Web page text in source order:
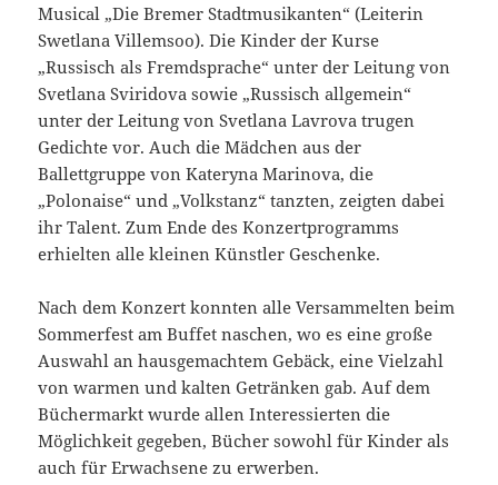
Musical „Die Bremer Stadtmusikanten“ (Leiterin
Swetlana Villemsoo). Die Kinder der Kurse
„Russisch als Fremdsprache“ unter der Leitung von
Svetlana Sviridova sowie „Russisch allgemein“
unter der Leitung von Svetlana Lavrova trugen
Gedichte vor. Auch die Mädchen aus der
Ballettgruppe von Kateryna Marinova, die
„Polonaise“ und „Volkstanz“ tanzten, zeigten dabei
ihr Talent. Zum Ende des Konzertprogramms
erhielten alle kleinen Künstler Geschenke.
Nach dem Konzert konnten alle Versammelten beim
Sommerfest am Buffet naschen, wo es eine große
Auswahl an hausgemachtem Gebäck, eine Vielzahl
von warmen und kalten Getränken gab. Auf dem
Büchermarkt wurde allen Interessierten die
Möglichkeit gegeben, Bücher sowohl für Kinder als
auch für Erwachsene zu erwerben.